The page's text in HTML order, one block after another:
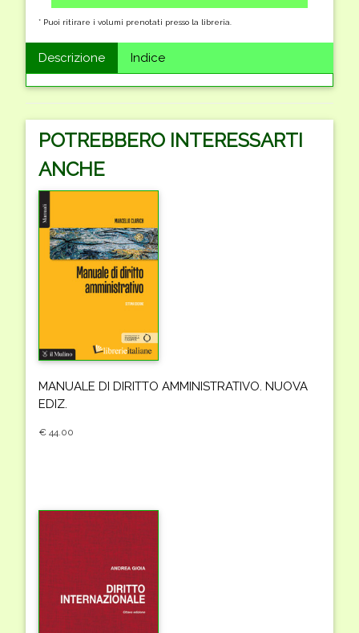
* Puoi ritirare i volumi prenotati presso la libreria.
Descrizione Indice
POTREBBERO INTERESSARTI
ANCHE
MANUALE DI DIRITTO AMMINISTRATIVO. NUOVA
EDIZ.
€ 44.00